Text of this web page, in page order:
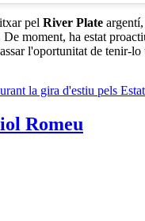
pel River Plate
De moment, ha estat
l'oportunitat de